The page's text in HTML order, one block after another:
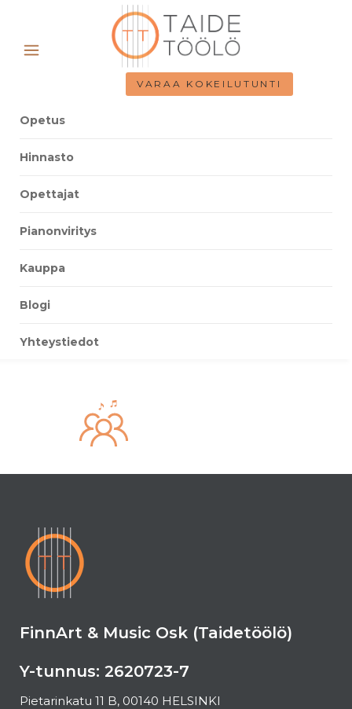
VARAA KOKEILUTUNTI
Opetus
Hinnasto
Opettajat
Pianonviritys
Kauppa
Blogi
Yhteystiedot
FinnArt & Music Osk (Taidetöölö)
Y-tunnus: 2620723-7
Pietarinkatu 11 B, 00140 HELSINKI